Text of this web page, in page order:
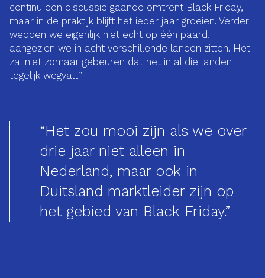
continu een discussie gaande omtrent Black Friday,
maar in de praktijk blijft het ieder jaar groeien. Verder
wedden we eigenlijk niet echt op één paard,
aangezien we in acht verschillende landen zitten. Het
zal niet zomaar gebeuren dat het in al die landen
tegelijk wegvalt.”
“Het zou mooi zijn als we over
drie jaar niet alleen in
Nederland, maar ook in
Duitsland marktleider zijn op
het gebied van Black Friday.”